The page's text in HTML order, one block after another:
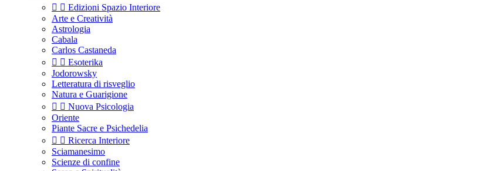
  Edizioni Spazio Interiore
Arte e Creatività
Astrologia
Cabala
Carlos Castaneda
  Esoterika
Jodorowsky
Letteratura di risveglio
Natura e Guarigione
  Nuova Psicologia
Oriente
Piante Sacre e Psichedelia
  Ricerca Interiore
Sciamanesimo
Scienze di confine